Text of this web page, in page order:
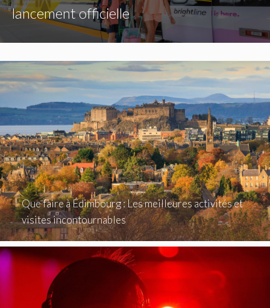
lancement officielle
Que faire à Édimbourg : Les meilleures activités et
visites incontournables